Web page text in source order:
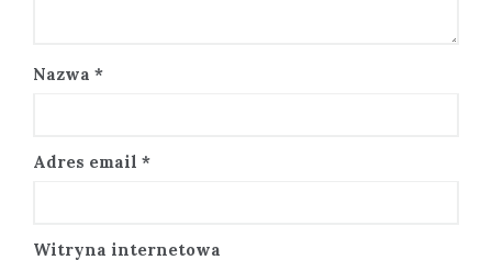
Nazwa *
Adres email *
Witryna internetowa